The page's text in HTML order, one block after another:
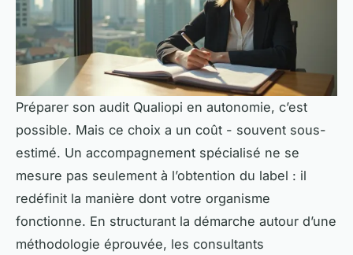
Préparer son audit Qualiopi en autonomie, c’est
possible. Mais ce choix a un coût - souvent sous-
estimé. Un accompagnement spécialisé ne se
mesure pas seulement à l’obtention du label : il
redéfinit la manière dont votre organisme
fonctionne. En structurant la démarche autour d’une
méthodologie éprouvée, les consultants